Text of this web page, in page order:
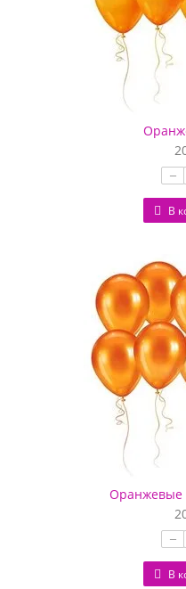
–
В
Оранжевые
–
В